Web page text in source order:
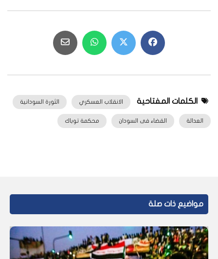
الكلمات المفتاحية الانقلاب العسكري الثورة السودانية
العدالة القضاء فى السودان محكمة توباك
مواضيع ذات صلة